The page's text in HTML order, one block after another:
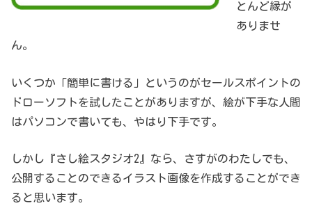
とんど縁が
ありませ
ん。
いくつか「簡単に書ける」というのがセールスポイントの
ドローソフトを試したことがありますが、絵が下手な人間
はパソコンで書いても、やはり下手です。
しかし『さし絵スタジオ2』なら、さすがのわたしでも、
公開することのできるイラスト画像を作成することができ
ると思います。